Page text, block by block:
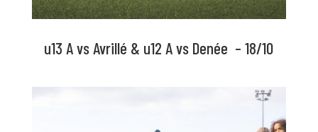
u13 A vs Avrillé & u12 A vs Denée – 18/10